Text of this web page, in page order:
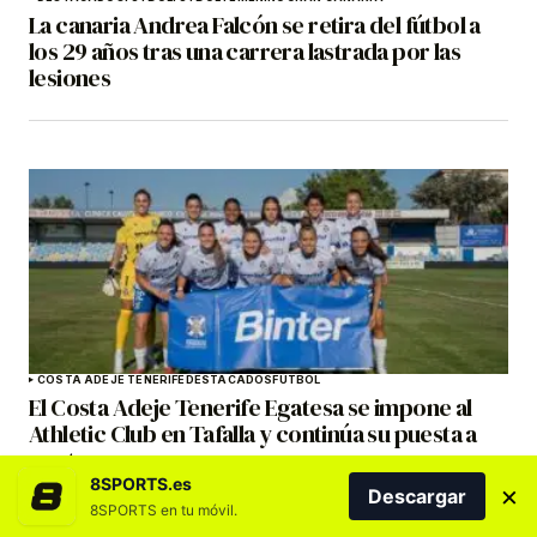
La canaria Andrea Falcón se retira del fútbol a
los 29 años tras una carrera lastrada por las
lesiones
COSTA ADEJE TENERIFEDESTACADOSFÚTBOL
El Costa Adeje Tenerife Egatesa se impone al
Athletic Club en Tafalla y continúa su puesta a
punto
8SPORTS.es
8SPORTS en tu móvil.
Descargar ×